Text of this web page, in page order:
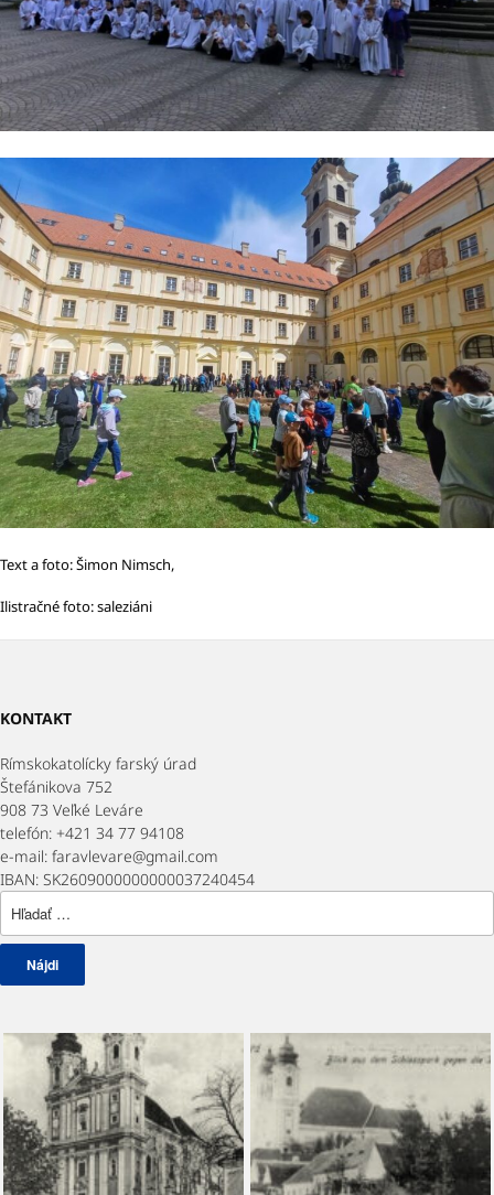
Text a foto: Šimon Nimsch,
Ilistračné foto: saleziáni
KONTAKT
Rímskokatolícky farský úrad
Štefánikova 752
908 73 Veľké Leváre
telefón: +421 34 77 94108
e-mail: faravlevare@gmail.com
IBAN: SK2609000000000037240454